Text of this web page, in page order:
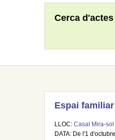
Cerca d'actes
Espai
LLOC: Casal Mira-sol
DATA: De l'1